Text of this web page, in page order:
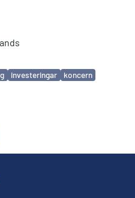
investeringar
koncern